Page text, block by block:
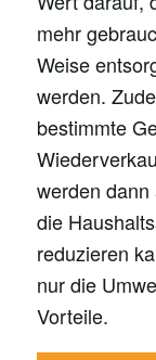
mehr
Weise
werden.
bestimmte
werden
die
reduzieren
nur die
Vorteile.